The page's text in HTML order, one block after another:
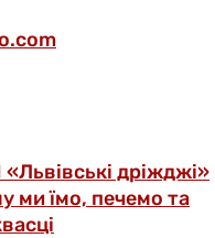
дріжджі»
ми їмо, печемо та